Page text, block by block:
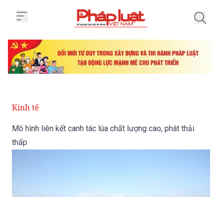
Kinh tế
Mô hình liên kết canh tác lúa chất lượng cao, phát thải
thấp